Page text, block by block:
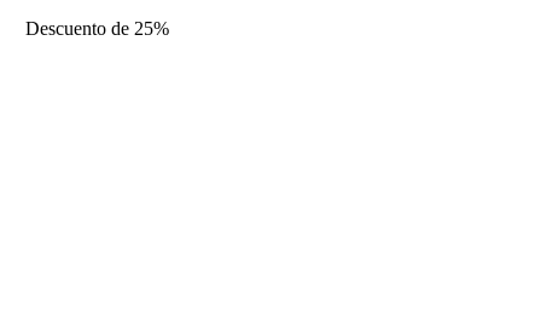
originalactual
Descuento de 25%